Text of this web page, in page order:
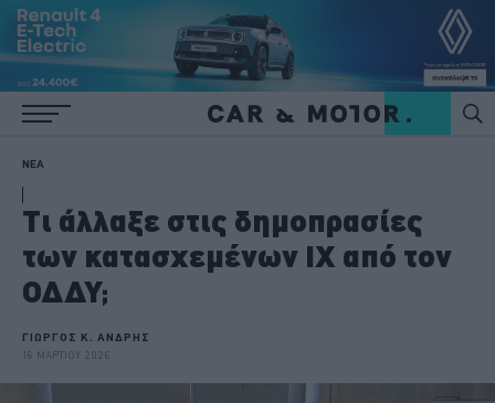
ΝΕΑ
Τι άλλαξε στις δημοπρασίες
των κατασχεμένων ΙΧ από τον
ΟΔΔΥ;
ΓΙΩΡΓΟΣ Κ. ΑΝΔΡΗΣ
16 ΜΑΡΤΙΟΥ 2026